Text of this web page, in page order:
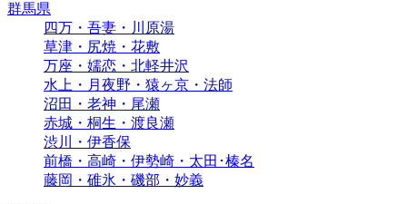
群馬県
四万・吾妻・川原湯
草津・尻焼・花敷
万座・嬬恋・北軽井沢
水上・月夜野・猿ヶ京・法師
沼田・老神・尾瀬
赤城・桐生・渡良瀬
渋川・伊香保
前橋・高崎・伊勢崎・太田･榛名
藤岡・碓氷・磯部・妙義